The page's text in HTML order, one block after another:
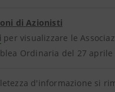
di Azionisti
per visualizzare le
Ordinaria del 27 aprile
d'informazione si